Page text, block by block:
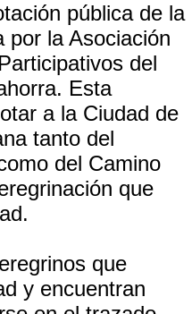
pública de la
por la Asociación
del
Esta
a la Ciudad de
tanto del
del Camino
que
que
y encuentran